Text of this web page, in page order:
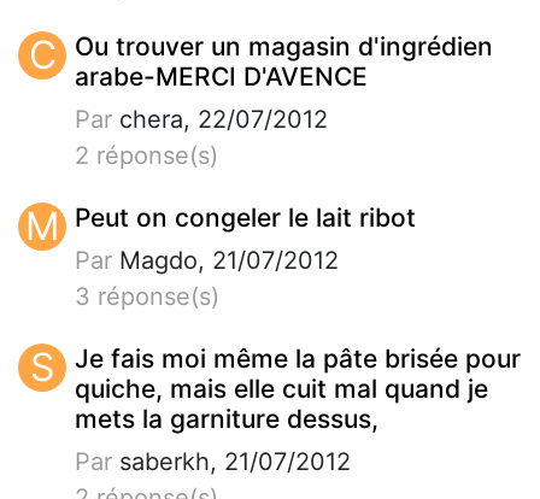
C
Ou trouver un magasin d'ingrédien
arabe-MERCI D'AVENCE
Par chera, 22/07/2012
2 réponse(s)
M Peut on congeler le lait ribot
Par Magdo, 21/07/2012
3 réponse(s)
S
Je fais moi même la pâte brisée pour
quiche, mais elle cuit mal quand je
mets la garniture dessus,
Par saberkh, 21/07/2012